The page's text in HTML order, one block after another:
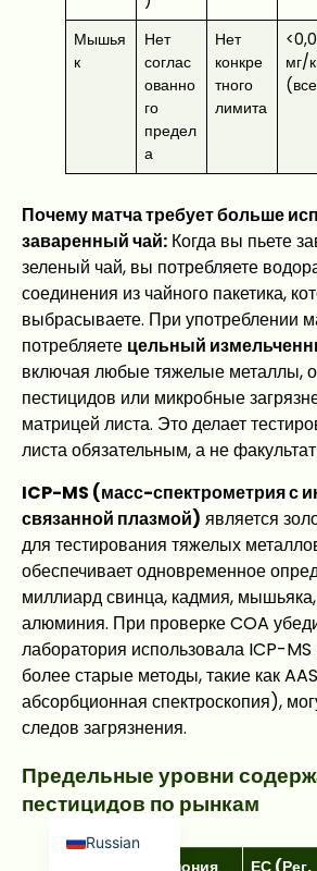
Мышья
к
Нет
соглас
ованно
го
предел
а
Нет
конкре
тного
лимита
мг/
Почему матча требует больше
заваренный чай: Когда вы пьете
зеленый чай, вы потребляете
соединения из чайного пакетика,
выбрасываете. При употреблении
потребляете цельный
включая любые тяжелые металлы,
пестицидов или микробные
матрицей листа. Это делает
листа обязательным, а не
ICP-MS (масс-спектрометрия с
связанной плазмой) является
для тестирования тяжелых
обеспечивает одновременное
миллиард свинца, кадмия, мышьяка,
алюминия. При проверке COA
лаборатория использовала ICP-
более старые методы, такие как
абсорбционная спектроскопия),
следов загрязнения.
Предельные уровни
пестицидов по рынкам
Япония ЕС (Рег.
Russian
English
German
Indonesian
Arabic
Spanish
Korean
French
Japanese